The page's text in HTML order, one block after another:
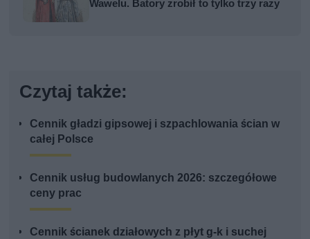
Wawelu. Batory zrobił to tylko trzy razy
Czytaj także:
Cennik gładzi gipsowej i szpachlowania ścian w
całej Polsce
Cennik usług budowlanych 2026: szczegółowe
ceny prac
Cennik ścianek działowych z płyt g-k i suchej